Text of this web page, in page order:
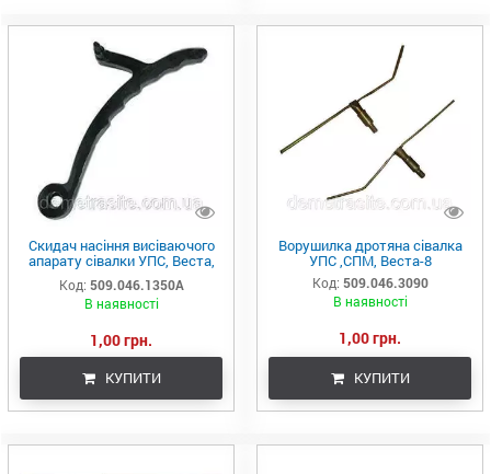
Скидач насіння висіваючого
апарату сівалки УПС, Веста,
СУПН-8
Код: 509.046.1350А
В наявності
1,00 грн.
КУПИТИ
Ворушилка дротяна сівалка
УПС ,СПМ, Веста-8
Код: 509.046.3090
В наявності
1,00 грн.
КУПИТИ